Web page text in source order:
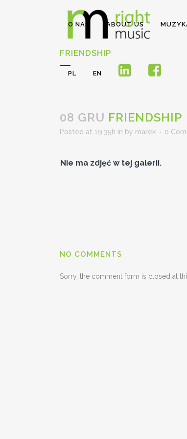
O NAS ABOUT US
PL EN
FRIENDSHIP
08 GRU FRIENDSHIP
Posted at 19:35h in by marek 0
Nie ma zdjęć w tej galerii.
NO COMMENTS
Sorry, the comment form is closed at